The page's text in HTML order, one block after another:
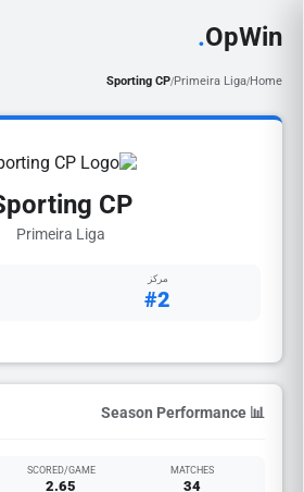
OpWin
.
Home
/
Primeira Liga
/
Sporting CP
CP
Primeira Liga
مركز
#2
📊 Season Performance
MATCHES
34
SCORED/GAME
2.65